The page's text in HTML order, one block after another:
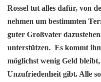
Rossel tut alles dafür, von
nehmen um bestimmten
guter Großvater
unterstützen. Es kommt
möglichst wenig Geld
Unzufriedenheit gibt. Alle